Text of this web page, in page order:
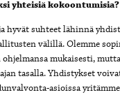
yhteisiä kokoontumisia?
hyvät suhteet lähinnä
välillä. Olemme
mukaisesti,
tasalla. Yhdistykset
asioissa